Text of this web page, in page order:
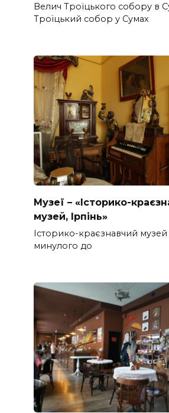
Велич Троїцького собору в
Троїцький собор у Сумах
Музеї – «Історико-
музей, Ірпінь»
Історико-краєзнавчий музей
минулого до